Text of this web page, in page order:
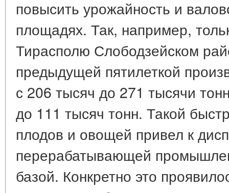
повысить урожайность и
площадях. Так, например,
Тирасполю Слободзейском
предыдущей пятилеткой
с 206 тысяч до 271 тысячи
до 111 тысяч тонн. Такой
плодов и овощей привел к
перерабатывающей
базой. Конкретно это